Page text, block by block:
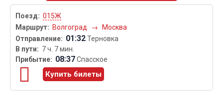
015Ж
Волгоград
→ Москва
01:32Терновка
7 ч. 7 мин.
08:37Спасское
Купить билеты